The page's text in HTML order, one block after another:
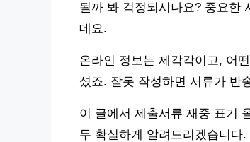
될까 봐 걱정되시나요? 중요한
데요.
온라인 정보는 제각각이고, 어
셨죠. 잘못 작성하면 서류가 반
이 글에서 제출서류 재중 표기
두 확실하게 알려드리겠습니다